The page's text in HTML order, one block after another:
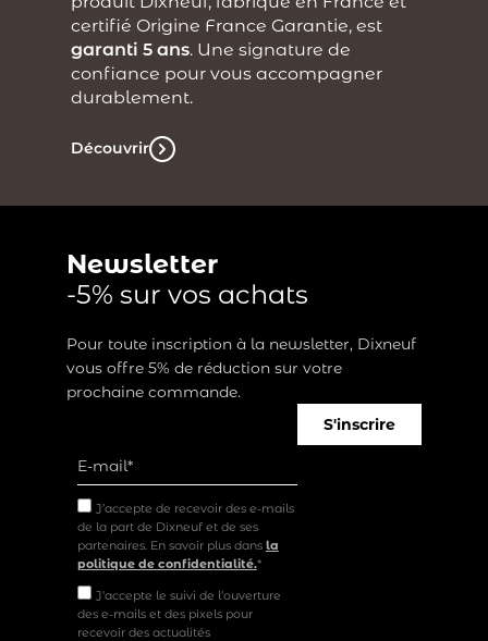
certifié Origine France Garantie, est
garanti 5 ans. Une signature de
confiance pour vous accompagner
durablement.
Découvrir
Newsletter
-5% sur vos achats
Pour toute inscription à la newsletter, Dixneuf
vous offre 5% de réduction sur votre
prochaine commande.
J’accepte de recevoir des e-mails
de la part de Dixneuf et de ses
partenaires. En savoir plus dans la
politique de confidentialité.*
J'accepte le suivi de l'ouverture
des e-mails et des pixels pour
recevoir des actualités
S'inscrire